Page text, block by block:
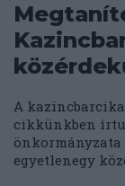
A
cikkünkben
önkormányzata
egyetlenegy